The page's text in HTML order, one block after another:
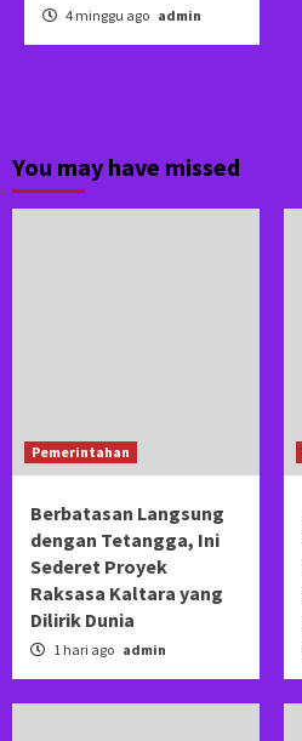
4 minggu ago admin
You may have missed
Pemerintahan
Berbatasan Langsung
dengan Tetangga, Ini
Sederet Proyek
Raksasa Kaltara yang
Dilirik Dunia
1 hari ago admin